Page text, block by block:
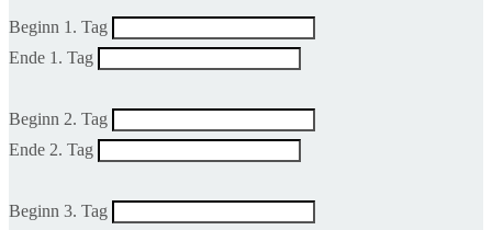
Beginn 1. Tag
Ende 1. Tag
Beginn 2. Tag
Ende 2. Tag
Beginn 3. Tag